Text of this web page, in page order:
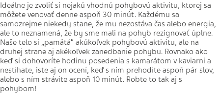
Ideálne je zvoliť si nejakú vhodnú pohybovú aktivitu, ktorej sa
môžete venovať denne aspoň 30 minút. Každému sa
samozrejme niekedy stane, že mu nezostáva čas alebo energia,
ale to neznamená, že by sme mali na pohyb rezignovať úplne.
Naše telo si „pamätá“ akúkoľvek pohybovú aktivitu, ale na
druhej strane aj akékoľvek zanedbanie pohybu. Rovnako ako
keď si dohovoríte hodinu posedenia s kamarátom v kaviarni a
nestíhate, iste aj on ocení, keď s ním prehodíte aspoň pár slov,
alebo s ním strávite aspoň 10 minút. Robte to tak aj s
pohybom!